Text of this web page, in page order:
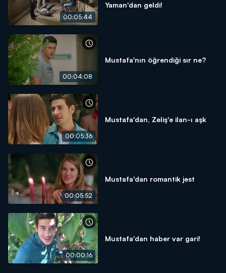
00:05:44
Yaman'dan geldi!
00:04:08
Mustafa'nın öğrendiği sır ne?
00:05:36
Mustafa'dan, Zeliş'e ilan-ı aşk
00:05:52
Mustafa'dan romantik jest
00:00:16
Mustafa'dan haber var gari!